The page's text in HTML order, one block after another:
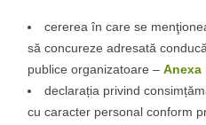
cererea în care se
să concureze adresată
publice organizatoare – Anexa
declarația privind
cu caracter personal conform